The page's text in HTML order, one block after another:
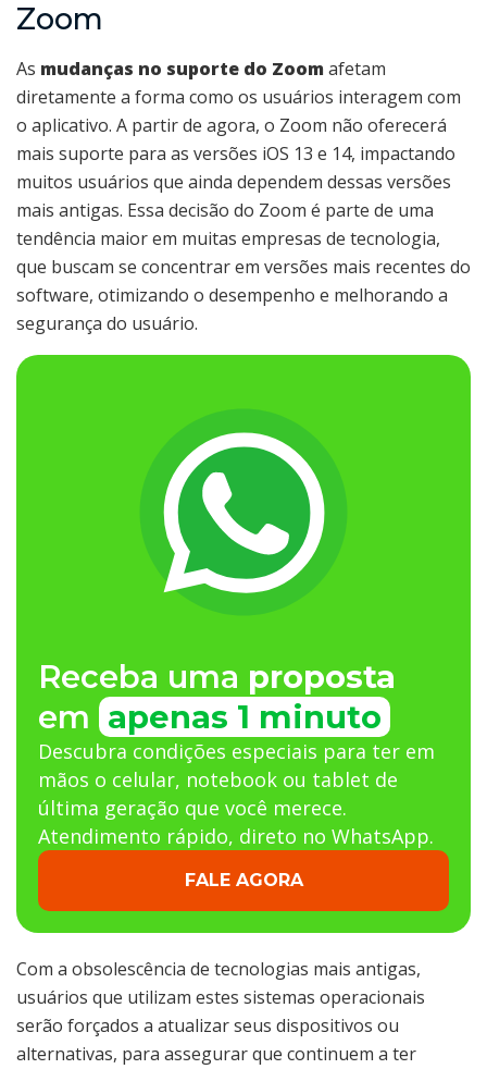
Zoom
As mudanças no suporte do Zoom afetam
diretamente a forma como os usuários interagem com
o aplicativo. A partir de agora, o Zoom não oferecerá
mais suporte para as versões iOS 13 e 14, impactando
muitos usuários que ainda dependem dessas versões
mais antigas. Essa decisão do Zoom é parte de uma
tendência maior em muitas empresas de tecnologia,
que buscam se concentrar em versões mais recentes do
software, otimizando o desempenho e melhorando a
segurança do usuário.
Receba uma proposta
em apenas 1 minuto
Descubra condições especiais para ter em
mãos o celular, notebook ou tablet de
última geração que você merece.
Atendimento rápido, direto no WhatsApp.
FALE AGORA
Com a obsolescência de tecnologias mais antigas,
usuários que utilizam estes sistemas operacionais
serão forçados a atualizar seus dispositivos ou
alternativas, para assegurar que continuem a ter